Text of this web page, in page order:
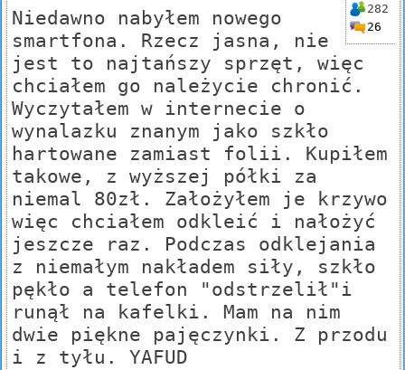
282
26
Niedawno nabyłem nowego
smartfona. Rzecz jasna, nie
jest to najtańszy sprzęt, więc
chciałem go należycie chronić.
Wyczytałem w internecie o
wynalazku znanym jako szkło
hartowane zamiast folii. Kupiłem
takowe, z wyższej półki za
niemal 80zł. Założyłem je krzywo
więc chciałem odkleić i nałożyć
jeszcze raz. Podczas odklejania
z niemałym nakładem siły, szkło
pękło a telefon "odstrzelił"i
runął na kafelki. Mam na nim
dwie piękne pajęczynki. Z przodu
i z tyłu. YAFUD